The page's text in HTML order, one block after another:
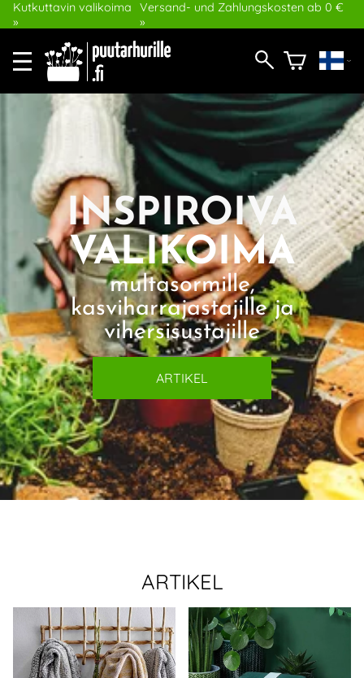
Kutkuttavin valikoima
»
Versand- und Zahlungskosten ab 0 €
»
INSPIROIVA
VALIKOIMA
multasormille,
kasviharrajastajille ja
vihersisustajille
ARTIKEL
ARTIKEL